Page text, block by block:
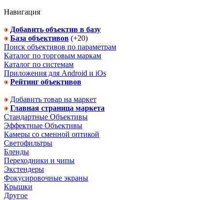
Навигация
Добавить объектив в базу
База объективов (+20)
Поиск объективов по параметрам
Каталог по торговым маркам
Каталог по системам
Приложения для Android и iOs
Рейтинг объективов
Добавить товар на маркет
Главная страница маркета
Стандартные Объективы
Эффектные Объективы
Камеры со сменной оптикой
Светофильтры
Бленды
Переходники и чипы
Экстендеры
Фокусировочные экраны
Крышки
Другое